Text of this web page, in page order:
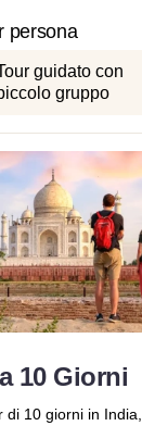
persona
guidato con
gruppo
10 Giorni
di 10 giorni in India,